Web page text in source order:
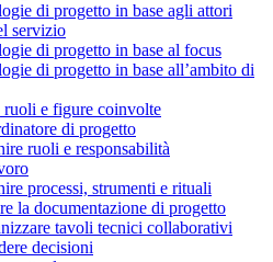
di progetto in base agli attori
servizio
di progetto in base al focus
di progetto in base all’ambito di
ruoli e figure coinvolte
di progetto
ruoli e responsabilità
processi, strumenti e rituali
la documentazione di progetto
tavoli tecnici collaborativi
decisioni